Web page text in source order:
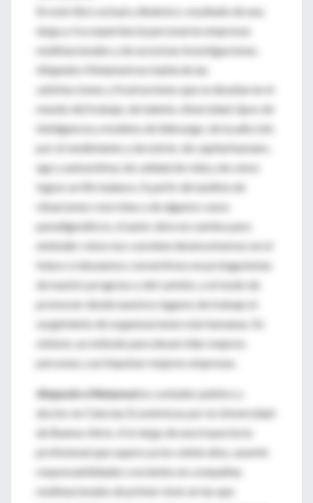
En este libro actual y dinámico, resultado de una
larga y rica experiencia personal en empresas
multinacionales y de sucesivas investigaciones,
Alejandro Melamed nos habla de las
satisfacciones y frustraciones que se desatan en el
mundo del trabajo; de talento, diversidad, tipos de
inteligencia y modelos de liderazgo; de la adicción
por el rendimiento y de estrés; de capital humano,
ego y autoestima; de calidad de vida y de cómo
lograr un life balance. A partir del análisis de
situaciones concretas y de algunos casos
paradigmáticos, el autor abre un camino para
entender cómo nos conviene desenvolvernos en el
futuro si deseamos convertirnos en protagonistas
de nuestro progreso y del cambio, y el modo de
promover desde nuestros lugares de trabajo el
surgimiento de organizaciones más humanas. En
síntesis, un método para desarrollar mejores
personas y así impulsar mejores empresas.
Alejandro Melamedes contador público y
doctor en Ciencias Económicas por la Universidad
de Buenos Aires. A lo largo de una trayectoria
profesional que supera ya los veinte años, asumió
responsabilidades crecientes en compañías
multinacionales de primer nivel, en las que